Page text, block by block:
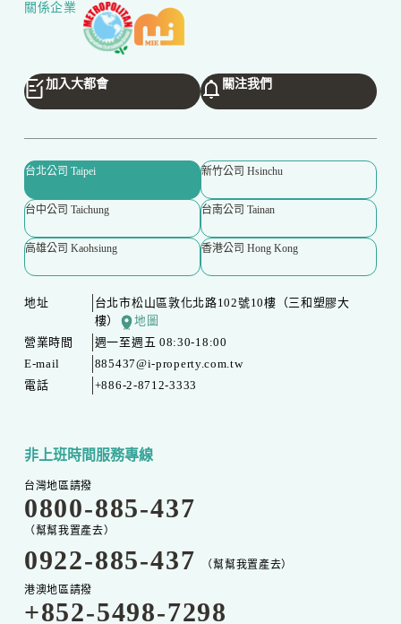
關係企業
加入大都會 關注我們
台北公司 Taipei 新竹公司 Hsinchu
台中公司 Taichung 台南公司 Tainan
高雄公司 Kaohsiung 香港公司 Hong Kong
地址
台北市松山區敦化北路102號10樓（三和塑膠大
樓）
地圖
營業時間
週一至週五 08:30-18:00
E-mail
885437@i-property.com.tw
電話
+886-2-8712-3333
非上班時間服務專線
台灣地區請撥
0800-885-437
（幫幫我置產去）
0922-885-437
（幫幫我置產去）
港澳地區請撥
+852-5498-7298